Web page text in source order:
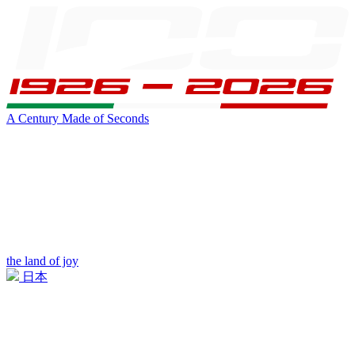
A Century Made of Seconds
the land of joy
日本